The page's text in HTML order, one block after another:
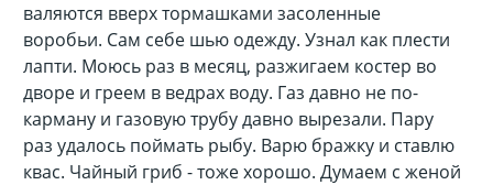
валяются вверх тормашками засоленные
воробьи. Сам себе шью одежду. Узнал как плести
лапти. Моюсь раз в месяц, разжигаем костер во
дворе и греем в ведрах воду. Газ давно не по-
карману и газовую трубу давно вырезали. Пару
раз удалось поймать рыбу. Варю бражку и ставлю
квас. Чайный гриб - тоже хорошо. Думаем с женой